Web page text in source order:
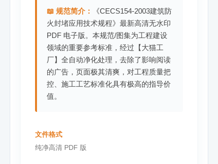
📖 规范简介：
《CECS154-2003建筑防
火封堵应用技术规程》最新高清无水印
PDF 电子版。本规范/图集为工程建设
领域的重要参考标准，经过【大猫工
厂】全自动净化处理，去除了影响阅读
的广告，页面极其清爽，对工程质量把
控、施工工艺标准化具有极高的指导价
值。
文件格式
纯净高清 PDF 版